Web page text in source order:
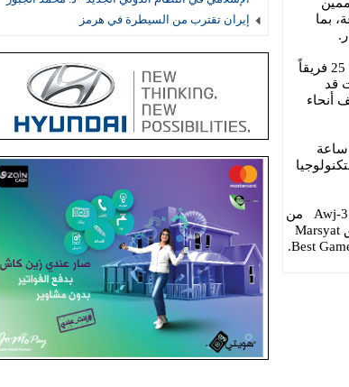
إيران تقترب من السيطرة في هرمز
من علوم وتكنولوجيا الفضاء خلال 48 ساعة، بما
وشهد الهاكاثون مشاركة 263 شاباً وشابة من الأردن وعدد من الدول العربية، تأهّل منهم 25 فريقاً
قد
أنحاء
وعمل المشاركون على تطوير ألعاب رقمية مبتكرة مستوحاة من علوم الفضاء خلال 48 ساعة
وفي ختام الهاكاثون، فاز فريق Astro Potatoes من الأردن بالمركز الأول، فيما حل فريق Awj-3 من
الأردن في المركز الثاني، وجاء فريق Pluto من مصر في المركز الثالث، كما حصل فريق Marsyat